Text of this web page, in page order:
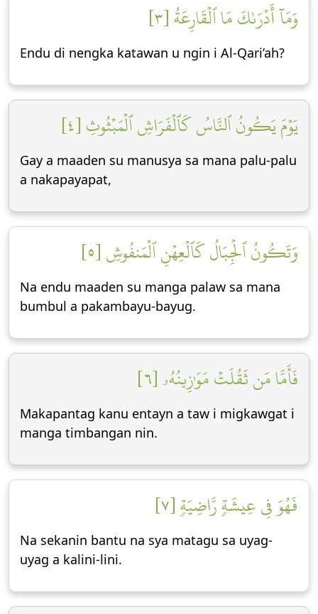
وَمَآ أَدۡرَىٰكَ مَا ٱلۡقَارِعَةُ [٣]
Endu di nengka katawan u ngin i Al-Qari’ah?
يَوۡمَ يَكُونُ ٱلنَّاسُ كَٱلۡفَرَاشِ ٱلۡمَبۡثُوثِ [٤]
Gay a maaden su manusya sa mana palu-palu
a nakapayapat,
وَتَكُونُ ٱلۡجِبَالُ كَٱلۡعِهۡنِ ٱلۡمَنفُوشِ [٥]
Na endu maaden su manga palaw sa mana
bumbul a pakambayu-bayug.
فَأَمَّا مَن ثَقُلَتۡ مَوَٰزِينُهُۥ [٦]
Makapantag kanu entayn a taw i migkawgat i
manga timbangan nin.
فَهُوَ فِي عِيشَةٖ رَّاضِيَةٖ [٧]
Na sekanin bantu na sya matagu sa uyag-
uyag a kalini-lini.